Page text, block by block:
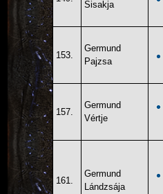
Sisakja
153.
Germund
Pajzsa
157.
Germund
Vértje
161.
Germund
Lándzsája